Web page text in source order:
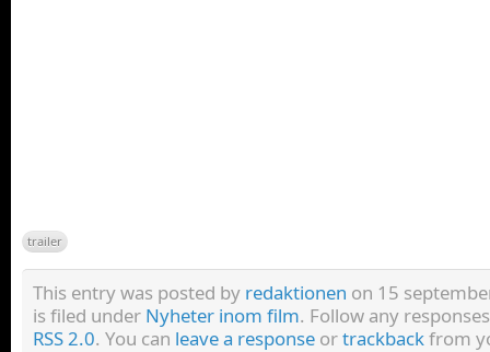
trailer
This entry was posted by redaktionen on 15
is filed under Nyheter inom film. Follow any
RSS 2.0. You can leave a response ortrackbackfrom